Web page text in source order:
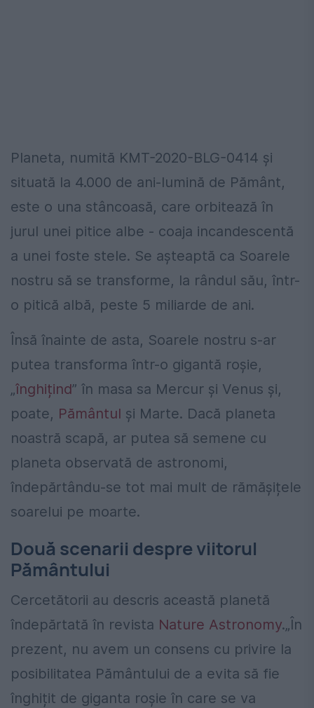
Planeta, numită KMT-2020-BLG-0414 și
situată la 4.000 de ani-lumină de Pământ,
este o una stâncoasă, care orbitează în
jurul unei pitice albe - coaja incandescentă
a unei foste stele. Se așteaptă ca Soarele
nostru să se transforme, la rândul său, într-
o pitică albă, peste 5 miliarde de ani.
Însă înainte de asta, Soarele nostru s-ar
putea transforma într-o gigantă roșie,
„înghițind” în masa sa Mercur și Venus și,
poate, Pământul și Marte. Dacă planeta
noastră scapă, ar putea să semene cu
planeta observată de astronomi,
îndepărtându-se tot mai mult de rămășițele
soarelui pe moarte.
Două scenarii despre viitorul
Pământului
Cercetătorii au descris această planetă
îndepărtată în revista Nature Astronomy.„În
prezent, nu avem un consens cu privire la
posibilitatea Pământului de a evita să fie
înghițit de giganta roșie în care se va